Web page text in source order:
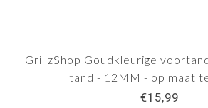
GrillzShop Goudkleurige
tand - 12MM - op maat
€15,99